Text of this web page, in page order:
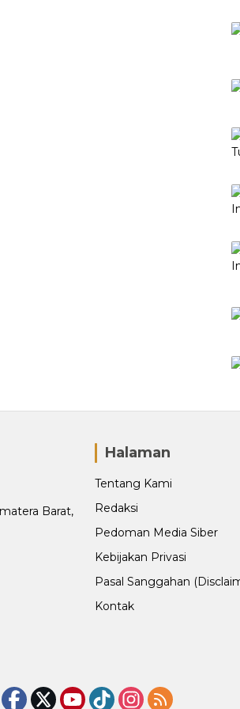
Barat,
Halaman
Tentang Kami
Redaksi
Pedoman Media Siber
Kebijakan Privasi
Pasal Sanggahan
Kontak